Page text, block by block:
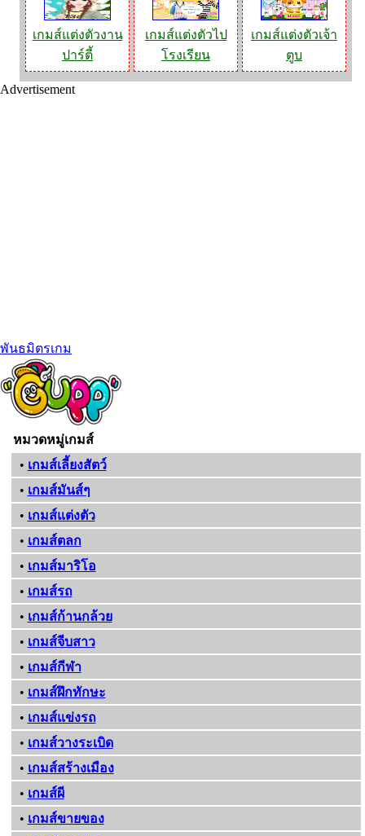
เกมส์แต่งตัวงาน
ปาร์ตี้
เกมส์แต่งตัวไป
โรงเรียน
เกมส์แต่งตัวเจ้า
ตูบ
Advertisement
พันธมิตรเกม
หมวดหมู่เกมส์
• เกมส์เลี้ยงสัตว์
• เกมส์มันส์ๆ
• เกมส์แต่งตัว
• เกมส์ตลก
• เกมส์มาริโอ
• เกมส์รถ
• เกมส์ก้านกล้วย
• เกมส์จีบสาว
• เกมส์กีฬา
• เกมส์ฝึกทักษะ
• เกมส์แข่งรถ
• เกมส์วางระเบิด
• เกมส์สร้างเมือง
• เกมส์ผี
• เกมส์ขายของ